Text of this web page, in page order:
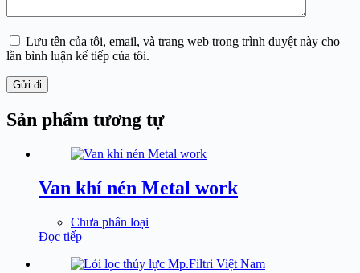
Lưu tên của tôi, email, và trang web trong trình duyệt này cho
lần bình luận kế tiếp của tôi.
Gửi đi
Sản phẩm tương tự
Van khí nén Metal work
Chưa phân loại
Đọc tiếp